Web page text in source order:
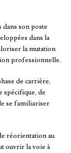
dans son poste
dans la
la mutation
professionnelle.
de carrière,
spécifique, de
se familiariser
réorientation au
ouvrir la voie à